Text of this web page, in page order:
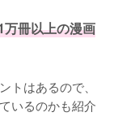
冊以上の漫画
トはあるので、
いるのかも紹介